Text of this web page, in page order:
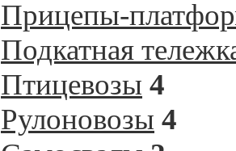
Прицепы-
Подкатная
Птицевозы 4
Рулоновозы 4